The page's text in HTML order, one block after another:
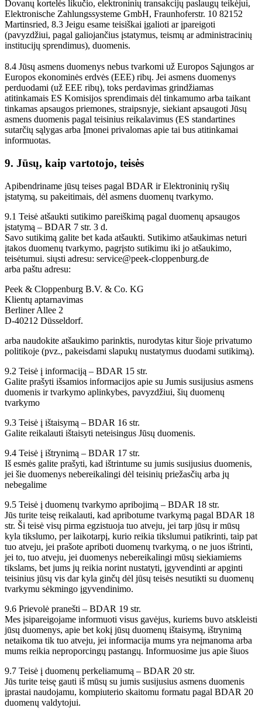
Dovanų kortelės likučio, elektroninių transakcijų paslaugų teikėjui,
Elektronische Zahlungssysteme GmbH, Fraunhoferstr. 10 82152
Martinsried, 8.3 Jeigu esame teisiškai įgalioti ar įpareigoti
(pavyzdžiui, pagal galiojančius įstatymus, teismų ar administracinių
institucijų sprendimus), duomenis.
8.4 Jūsų asmens duomenys nebus tvarkomi už Europos Sąjungos ar
Europos ekonominės erdvės (EEE) ribų. Jei asmens duomenys
perduodami (už EEE ribų), toks perdavimas grindžiamas
atitinkamais ES Komisijos sprendimais dėl tinkamumo arba taikant
tinkamas apsaugos priemones, straipsnyje, siekiant apsaugoti Jūsų
asmens duomenis pagal teisinius reikalavimus (ES standartines
sutarčių sąlygas arba Įmonei privalomas apie tai bus atitinkamai
informuotas.
9. Jūsų, kaip vartotojo, teisės
Apibendriname jūsų teises pagal BDAR ir Elektroninių ryšių
įstatymą, su pakeitimais, dėl asmens duomenų tvarkymo.
9.1 Teisė atšaukti sutikimo pareiškimą pagal duomenų apsaugos
įstatymą – BDAR 7 str. 3 d.
Savo sutikimą galite bet kada atšaukti. Sutikimo atšaukimas neturi
įtakos duomenų tvarkymo, pagrįsto sutikimu iki jo atšaukimo,
teisėtumui. siųsti adresu: service@peek-cloppenburg.de
arba paštu adresu:
Peek & Cloppenburg B.V. & Co. KG
Klientų aptarnavimas
Berliner Allee 2
D-40212 Düsseldorf.
arba naudokite atšaukimo parinktis, nurodytas kitur šioje privatumo
politikoje (pvz., pakeisdami slapukų nustatymus duodami sutikimą).
9.2 Teisė į informaciją – BDAR 15 str.
Galite prašyti išsamios informacijos apie su Jumis susijusius asmens
duomenis ir tvarkymo aplinkybes, pavyzdžiui, šių duomenų
tvarkymo
9.3 Teisė į ištaisymą – BDAR 16 str.
Galite reikalauti ištaisyti neteisingus Jūsų duomenis.
9.4 Teisė į ištrynimą – BDAR 17 str.
Iš esmės galite prašyti, kad ištrintume su jumis susijusius duomenis,
jei šie duomenys nebereikalingi dėl teisinių priežasčių arba jų
nebegalime
9.5 Teisė į duomenų tvarkymo apribojimą – BDAR 18 str.
Jūs turite teisę reikalauti, kad apribotume tvarkymą pagal BDAR 18
str. Ši teisė visų pirma egzistuoja tuo atveju, jei tarp jūsų ir mūsų
kyla tikslumo, per laikotarpį, kurio reikia tikslumui patikrinti, taip pat
tuo atveju, jei prašote apriboti duomenų tvarkymą, o ne juos ištrinti,
jei to, tuo atveju, jei duomenys nebereikalingi mūsų siekiamiems
tikslams, bet jums jų reikia norint nustatyti, įgyvendinti ar apginti
teisinius jūsų vis dar kyla ginčų dėl jūsų teisės nesutikti su duomenų
tvarkymu sėkmingo įgyvendinimo.
9.6 Prievolė pranešti – BDAR 19 str.
Mes įsipareigojame informuoti visus gavėjus, kuriems buvo atskleisti
jūsų duomenys, apie bet kokį jūsų duomenų ištaisymą, ištrynimą
netaikoma tik tuo atveju, jei informacija mums yra neįmanoma arba
mums reikia neproporcingų pastangų. Informuosime jus apie šiuos
9.7 Teisė į duomenų perkeliamumą – BDAR 20 str.
Jūs turite teisę gauti iš mūsų su jumis susijusius asmens duomenis
įprastai naudojamu, kompiuterio skaitomu formatu pagal BDAR 20
duomenų valdytojui.